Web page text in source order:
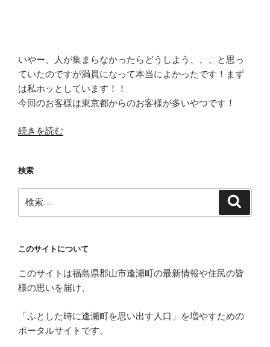
いやー、人が集まらなかったらどうしよう、、、と思っ
ていたのですが満員になって本当によかったです！まず
は私ホッとしています！！
今回のお客様は東京都からのお客様が多いやつです！
“【逢
産
の
ワ
イ
く
ま
逢
ワ
イ
続きを読む
検索
索:
このサイトについて
このサイトは福島県郡山市逢瀬町の最新情報や住民の皆
様の思いを届け、
「ふとした時に逢瀬町を思い出す人口」を増やすための
ポータルサイトです。